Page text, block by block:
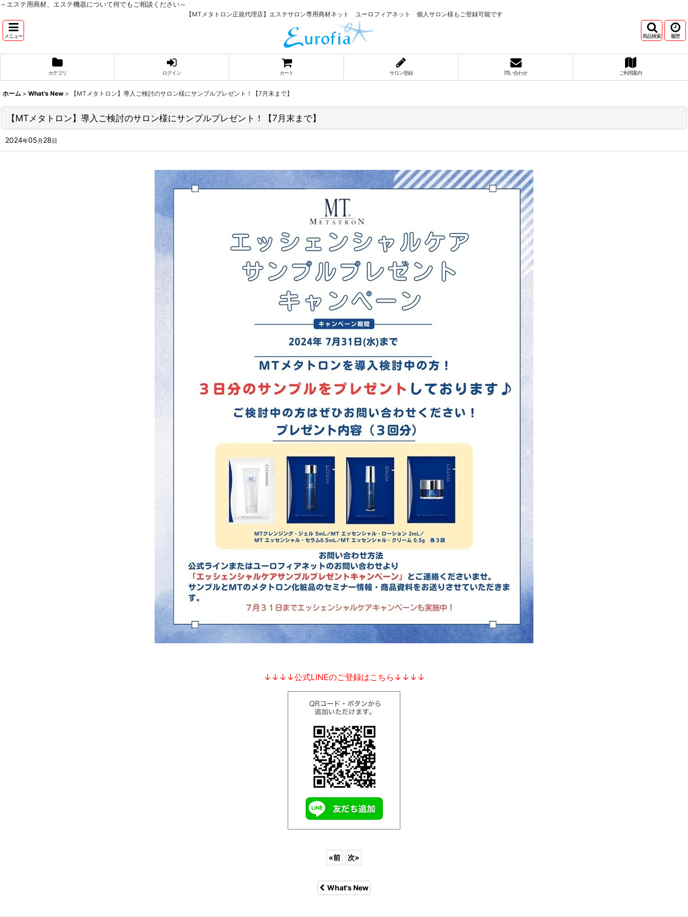
～エステ用商材、エステ機器について何でもご相談ください～
【MTメタトロン正規代理店】エステサロン専用商材ネット ユーロフィアネット 個人サロン様もご登録可能です
メニュー 商品検索 履歴
カテゴリ ログイン カート サロン登録 問い合わせ ご利用案内
ホーム > What's New > 【MTメタトロン】導入ご検討のサロン様にサンプルプレゼント！【7月末まで】
【MTメタトロン】導入ご検討のサロン様にサンプルプレゼント！【7月末まで】
2024年05 月 28 日
↓↓↓↓公式LINEのご登録はこちら↓↓↓↓
«前 次»
What's New